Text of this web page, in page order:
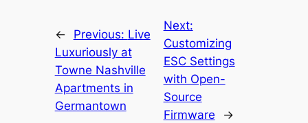
← Previous: Live
Luxuriously at
Towne Nashville
Apartments in
Germantown
Next:
Customizing
ESC Settings
with Open-
Source
Firmware
→